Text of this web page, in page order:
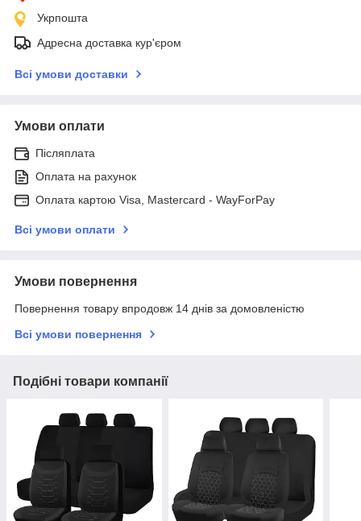
Укрпошта
Адресна доставка кур'єром
Всі умови доставки
Умови оплати
Післяплата
Оплата на рахунок
Оплата картою Visa, Mastercard - WayForPay
Всі умови оплати
Умови повернення
Повернення товару впродовж 14 днів за домовленістю
Всі умови повернення
Подібні товари компанії